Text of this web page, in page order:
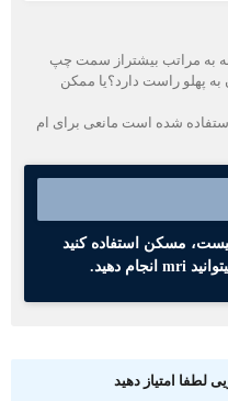
بیشتراز سمت چپ
راست دارد؟یا ممکن
شده است مانعی برای ام
استفاده کنید
دهید